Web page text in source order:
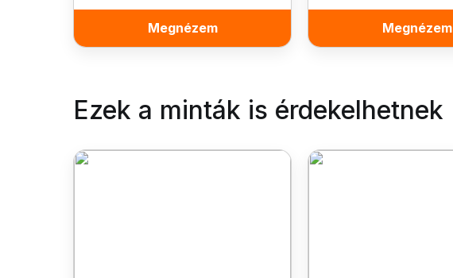
Megnézem Megnézem
Ezek a minták is érdekelhetnek